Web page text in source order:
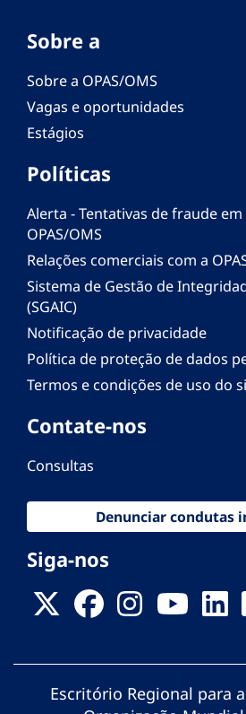
Sobre a
Sobre a OPAS/OMS
Vagas e oportunidades
Estágios
Políticas
Alerta - Tentativas de fraude
OPAS/OMS
Relações comerciais com a
Sistema de Gestão de
(SGAIC)
Notificação de privacidade
Política de proteção de dados
Termos e condições de uso do
Contate-nos
Consultas
Denunciar condutas
Siga-nos
Escritório Regional para